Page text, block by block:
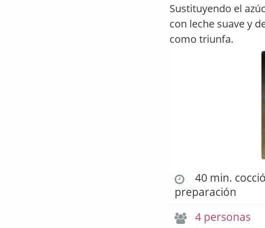
Sustituyendo el
con leche suave y
como triunfa.
40 min.
preparación
4 personas